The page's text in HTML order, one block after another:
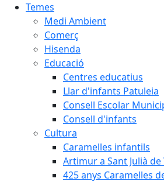
Temes
Medi Ambient
Comerç
Hisenda
Educació
Centres educatius
Llar d'infants Patuleia
Consell Escolar
Consell d'infants
Cultura
Caramelles infantils
Artimur a Sant Julià
425 anys Caramelles